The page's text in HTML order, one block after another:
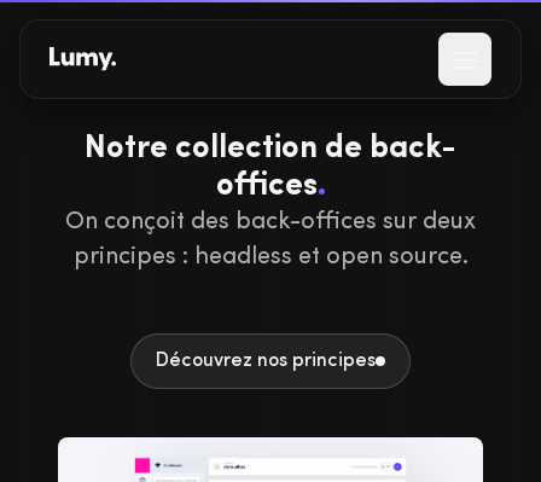
Notre collection de back-
offices.
On conçoit des back-offices sur deux
principes : headless et open source.
Découvrez nos principes